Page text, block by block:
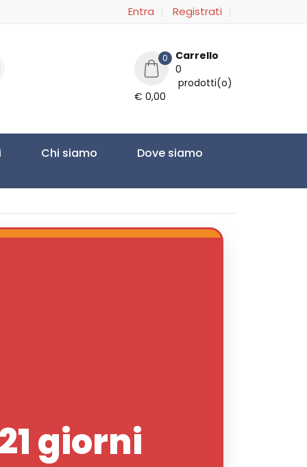
Entra Registrati
0
Carrello
0
prodotti(o)
€ 0,00
Chi siamo Dove siamo
giorni